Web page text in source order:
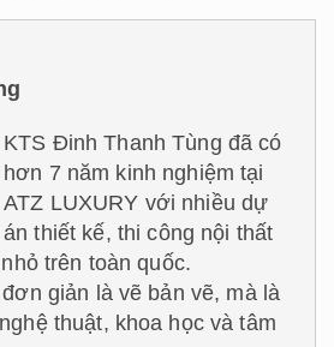
KTS Đinh Thanh Tùng đã có
hơn 7 năm kinh nghiệm tại
ATZ LUXURY với nhiều dự
án thiết kế, thi công nội thất
trên toàn quốc.
giản là vẽ bản vẽ, mà là
thuật, khoa học và tâm